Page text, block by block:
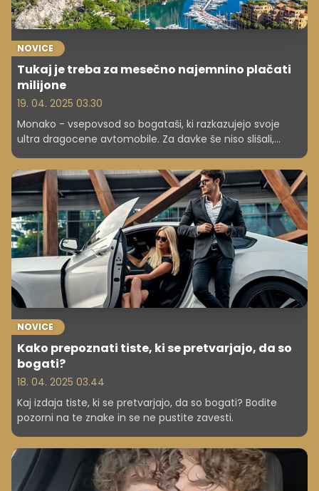
NOVICE
Tukaj je treba za mesečno najemnino plačati
milijone
19. 04. 2025 03.30
Monako - vsepovsod so bogataši, ki razkazujejo svoje
ultra dragocene avtomobile. Za davke še niso slišali,
milijona evrov).
NOVICE
Kako prepoznati tiste, ki se pretvarjajo, da so
bogati?
18. 04. 2025 03.44
Kaj izdaja tiste, ki se pretvarjajo, da so bogati? Bodite
pozorni na te znake in se ne pustite zavesti.